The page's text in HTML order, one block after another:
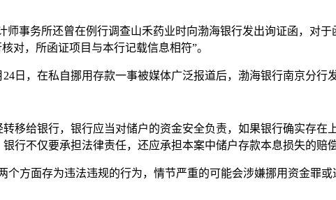
师事务所还曾在例行调查山禾药业时向渤海银行发出询证函，对
对，所函证项目与本行记载信息相符”。
日，在私自挪用存款一事被媒体广泛报道后，渤海银行南京分行
移给银行，银行应当对储户的资金安全负责，如果银行确实存在
行不仅要承担法律责任，还应承担本案中储户存款本息损失的赔偿
方面存为违法违规的行为，情节严重的可能会涉嫌挪用资金罪或